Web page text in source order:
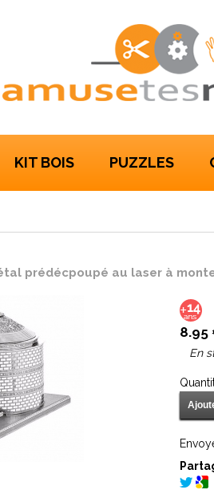
KIT BOIS PUZZLES
prédécpoupé au laser à
8.95
En